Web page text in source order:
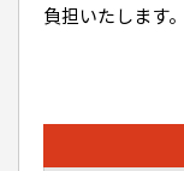
負担いたします